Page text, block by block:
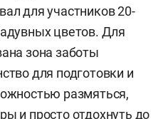
для участников 20-
цветов. Для
зона заботы
для подготовки и
размяться,
и просто отдохнуть до